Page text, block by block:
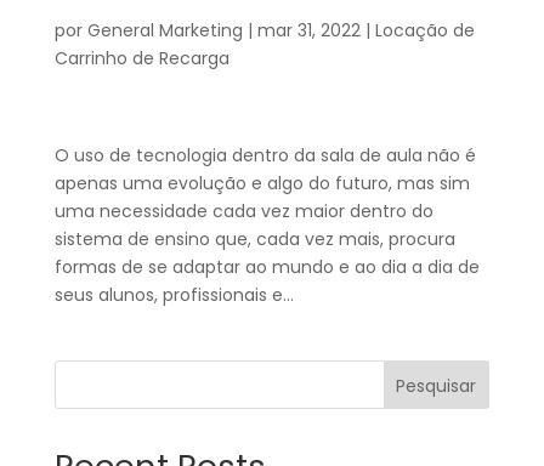
por General Marketing | mar 31, 2022| Locação de
Carrinho de Recarga
O uso de tecnologia dentro da sala de aula não é
apenas uma evolução e algo do futuro, mas sim
uma necessidade cada vez maior dentro do
sistema de ensino que, cada vez mais, procura
formas de se adaptar ao mundo e ao dia a dia de
seus alunos, profissionais e...
Pesquisar